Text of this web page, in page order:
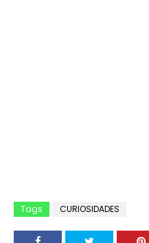
Tags CURIOSIDADES